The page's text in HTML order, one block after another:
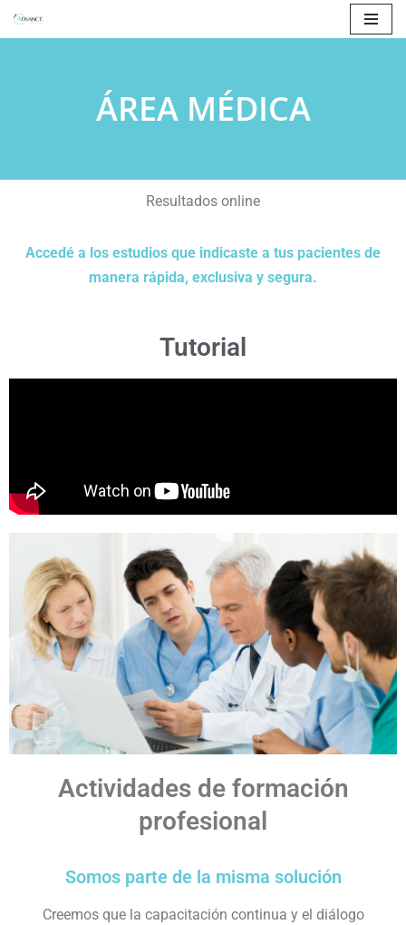
ÁREA MÉDICA
Resultados online
Accedé a los estudios que indicaste a tus pacientes de
manera rápida, exclusiva y segura.
Tutorial
Actividades de formación
profesional
Somos parte de la misma solución
Creemos que la capacitación continua y el diálogo